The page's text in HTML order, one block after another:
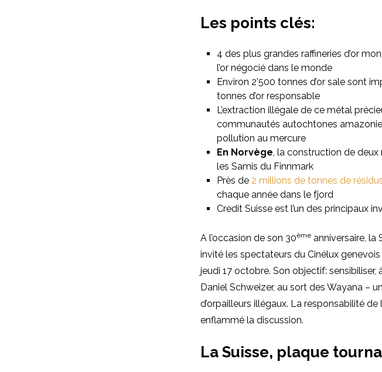
Les points clés:
4 des plus grandes raffineries d’or
l’or négocié dans le monde
Environ 2’500 tonnes d’or sale sont
tonnes d’or responsable
L’extraction illégale de ce métal
communautés autochtones
pollution au mercure
En Norvège, la construction de
les Samis du Finnmark
Près de 2 millions de tonnes de
chaque année dans le fjord
Credit Suisse est l’un des principaux
A l’occasion de son 30ème anniversaire, la
invité les spectateurs du Cinélux
jeudi 17 octobre. Son objectif:
Daniel Schweizer, au sort des Wayana –
d’orpailleurs illégaux. La responsabilité
enflammé la discussion.
La Suisse, plaque